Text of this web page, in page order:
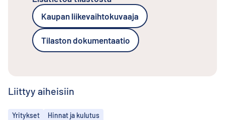
Kaupan liikevaihtokuvaaja
Tilaston dokumentaatio
Liittyy aiheisiin
Aiheet
Yritykset Hinnat ja kulutus